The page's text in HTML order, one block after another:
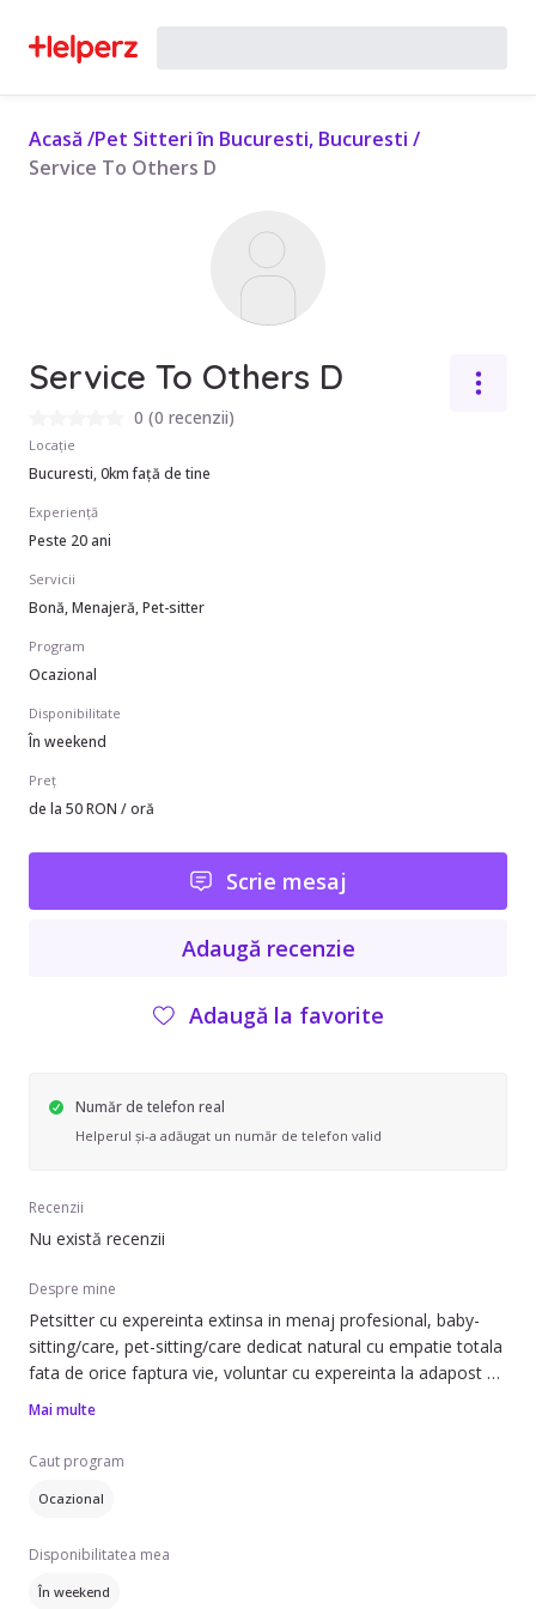
Acasă /Pet Sitteri în Bucuresti, Bucuresti /
Service To Others D
Service To Others D
0 (0 recenzii)
Locație
Bucuresti, 0km față de tine
Experiență
Peste 20 ani
Servicii
Bonă, Menajeră, Pet-sitter
Program
Ocazional
Disponibilitate
În weekend
Preț
de la 50 RON / oră
Scrie mesaj
Adaugă recenzie
Adaugă la favorite
Număr de telefon real
Helperul și-a adăugat un număr de telefon valid
Recenzii
Nu există recenzii
Despre mine
Petsitter cu expereinta extinsa in menaj profesional, baby-
sitting/care, pet-sitting/care dedicat natural cu empatie totala
fata de orice faptura vie, voluntar cu expereinta la adapost de
caini si pisici, parinte de copii blanosi, caini si pisici ales de ei
weekend.
Ofer cu draga inima companie copiilor blanosi ocazional sau
Asistenta completa la domiciliul dvs. ca si cum ar fi ai mei
Mai multe
Caut program
Ocazional
Disponibilitatea mea
În weekend